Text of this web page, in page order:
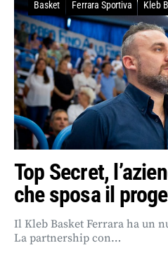
Basket Ferrara Sportiva Kleb
Top Secret,
che sposa il
Il Kleb Basket Ferrara ha un
La partnership con…